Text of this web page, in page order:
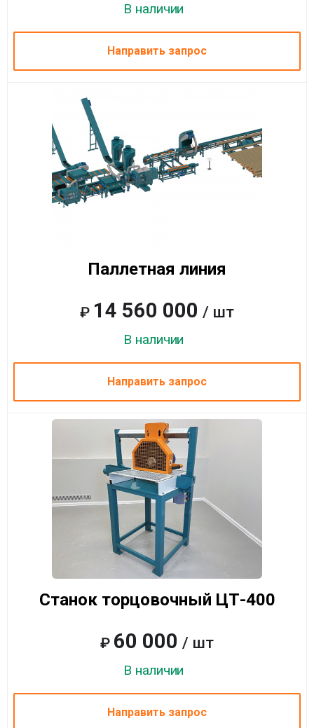
В наличии
Направить запрос
Паллетная линия
₽ 14 560 000 / шт
В наличии
Направить запрос
Станок торцовочный ЦТ-400
₽ 60 000 / шт
В наличии
Направить запрос